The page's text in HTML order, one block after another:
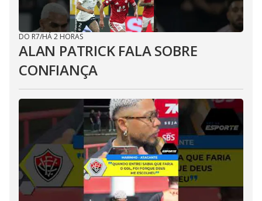
DO R7/HÁ 2 HORAS
ALAN PATRICK FALA SOBRE
CONFIANÇA